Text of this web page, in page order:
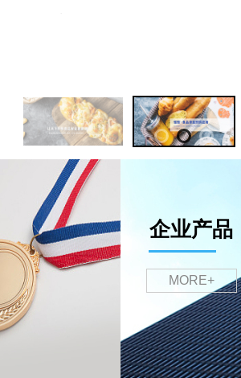
企业产品
MORE+